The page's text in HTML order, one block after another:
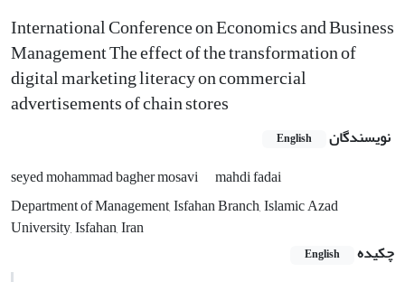
International Conference on Economics and Business
Management The effect of the transformation of
digital marketing literacy on commercial
advertisements of chain stores
نویسندگان English
seyed mohammad bagher mosavi
mahdi fadai
Department of Management, Isfahan Branch, Islamic Azad
University, Isfahan, Iran
چکیده
English